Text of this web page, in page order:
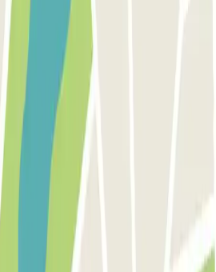
Parking Aéroport Beauvais
newsletter et
des concours et